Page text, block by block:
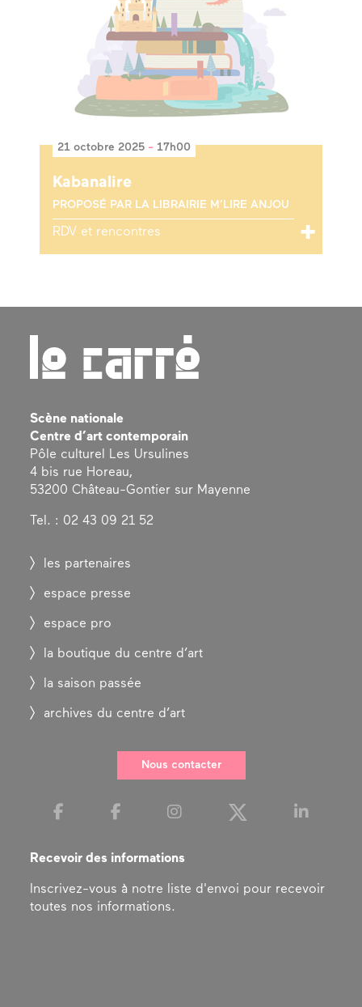
21 octobre 2025 - 17h00
Kabanalire
PROPOSÉ PAR LA LIBRAIRIE M’LIRE ANJOU
RDV et rencontres
Scène nationale
Centre d’art contemporain
Pôle culturel Les Ursulines
4 bis rue Horeau,
53200 Château-Gontier sur Mayenne
Tel. : 02 43 09 21 52
les partenaires
espace presse
espace pro
la boutique du centre d’art
la saison passée
archives du centre d’art
Nous contacter
Recevoir des informations
Inscrivez-vous à notre liste d'envoi pour recevoir
toutes nos informations.